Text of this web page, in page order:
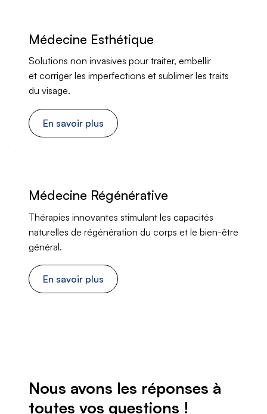
Nous avons les réponses à
toutes vos questions !
Médecine Esthétique
Solutions non invasives pour traiter, embellir
et corriger les imperfections et sublimer les traits
du visage.
En savoir plus
Médecine Régénérative
Thérapies innovantes stimulant les capacités
naturelles de régénération du corps et le bien-être
général.
En savoir plus